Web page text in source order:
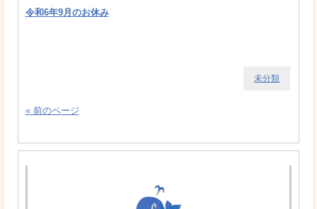
令和6年9月のお休み
未分類
« 前のページ